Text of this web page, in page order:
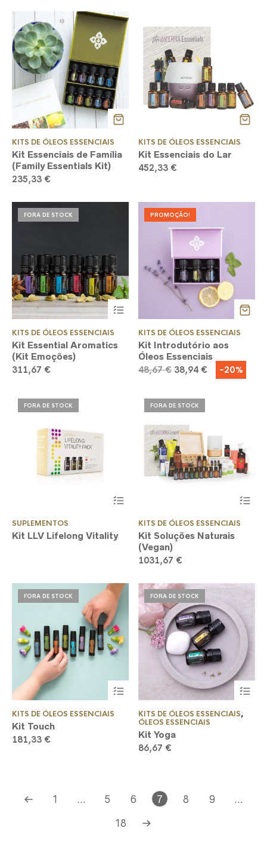
KITS DE ÓLEOS ESSENCIAIS
Kit Essenciais de Família
(Family Essentials Kit)
235,33 €
KITS DE ÓLEOS ESSENCIAIS
Kit Essenciais do Lar
452,33 €
FORA DE STOCK
KITS DE ÓLEOS ESSENCIAIS
Kit Essential Aromatics
(Kit Emoções)
311,67 €
PROMOÇÃO!
KITS DE ÓLEOS ESSENCIAIS
Kit Introdutório aos
Óleos Essenciais
48,67€ O
era:
48,67 €.
38,94 €
preço
-20%
FORA DE STOCK
SUPLEMENTOS
Kit LLV Lifelong Vitality
FORA DE STOCK
KITS DE ÓLEOS ESSENCIAIS
Kit Soluções Naturais
(Vegan)
1031,67 €
FORA DE STOCK
KITS DE ÓLEOS ESSENCIAIS
Kit Touch
181,33 €
FORA DE STOCK
KITS DE ÓLEOS ESSENCIAIS,
ÓLEOS ESSENCIAIS
Kit Yoga
86,67 €
1 … 5 6 7 8 9
…
18